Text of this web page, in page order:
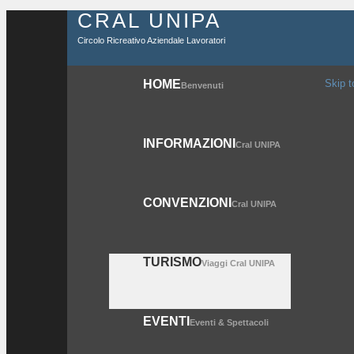
CRAL UNIPA
Circolo Ricreativo Aziendale Lavoratori
HOMEBenvenuti
INFORMAZIONICral UNIPA
CONVENZIONICral UNIPA
TURISMOViaggi Cral UNIPA
EVENTIEventi & Spettacoli
Skip